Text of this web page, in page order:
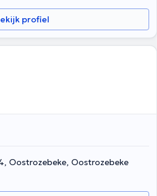
profiel
Oostrozebeke, Oostrozebeke